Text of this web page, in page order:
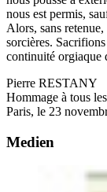
nous est permis,
Alors, sans
sorcières.
continuité orgiaque
Pierre RESTANY
Hommage à tous
Paris, le 23
Medien